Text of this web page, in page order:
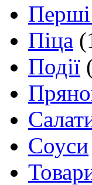
Перші
Піца
Події
Соуси